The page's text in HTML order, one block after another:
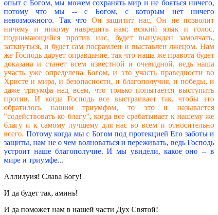
опыт с Богом, мы можем сохранять мир и не бояться ничего,
потому что мы -- с Богом, с которым нет ничего
невозможного. Так что Он защитит нас, Он не позволит
ничему и никому навредить нам; всякий язык и голос,
поднимающийся против нас, будет вынужден замолчать,
заткнуться, и будет сам посрамлен и выставлен лжецом. Нам
же Господь дарует оправдание, так что наша же правота будет
доказана и станет всем известной и очевидной, ведь наша
участь уже определена Богом, и это участь праведности во
Христе и мира, и безопасности, и благополучия, и победы, и
даже триумфа над всем, что только попытается выступить
против. И когда Господь все выстраивает так, чтобы это
обратилось нашим триумфом, то это и называется
"содействовать ко благу", когда все срабатывает к нашему же
благу и к самому лучшему для нас во всем и относительно
всего. Потому когда мы с Богом под протекцией Его заботы и
защиты, нам не о чем волноваться и переживать, ведь Господь
устроит наше благополучие. И мы увидели, какое оно -- в
мире и триумфе...
Аллилуия! Слава Богу!
И да будет так, аминь!
И да поможет нам в нашей части Дух Святой!